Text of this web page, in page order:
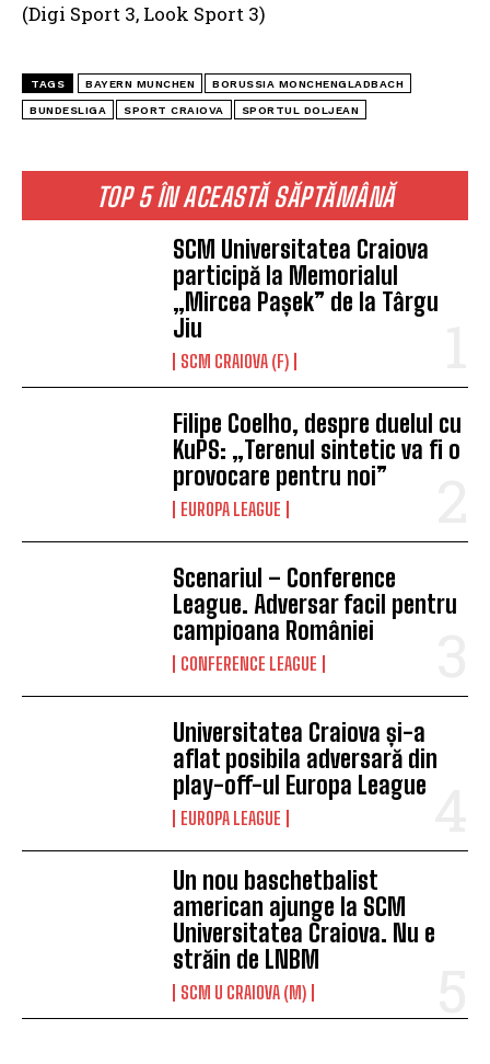
TOP 5 ÎN ACEASTĂ SĂPTĂMÂNĂ
SCM Universitatea Craiova
participă la Memorialul
„Mircea Pașek” de la Târgu
Jiu
SCM CRAIOVA (F)
Filipe Coelho, despre duelul cu
KuPS: „Terenul sintetic va fi o
provocare pentru noi”
EUROPA LEAGUE
Scenariul – Conference
League. Adversar facil pentru
campioana României
CONFERENCE LEAGUE
Universitatea Craiova și-a
aflat posibila adversară din
play-off-ul Europa League
EUROPA LEAGUE
Un nou baschetbalist
american ajunge la SCM
Universitatea Craiova. Nu e
străin de LNBM
SCM U CRAIOVA (M)
(Digi Sport 3, Look Sport 3)
TAGS BAYERN MUNCHEN BORUSSIA MONCHENGLADBACH
BUNDESLIGA SPORT CRAIOVA SPORTUL DOLJEAN